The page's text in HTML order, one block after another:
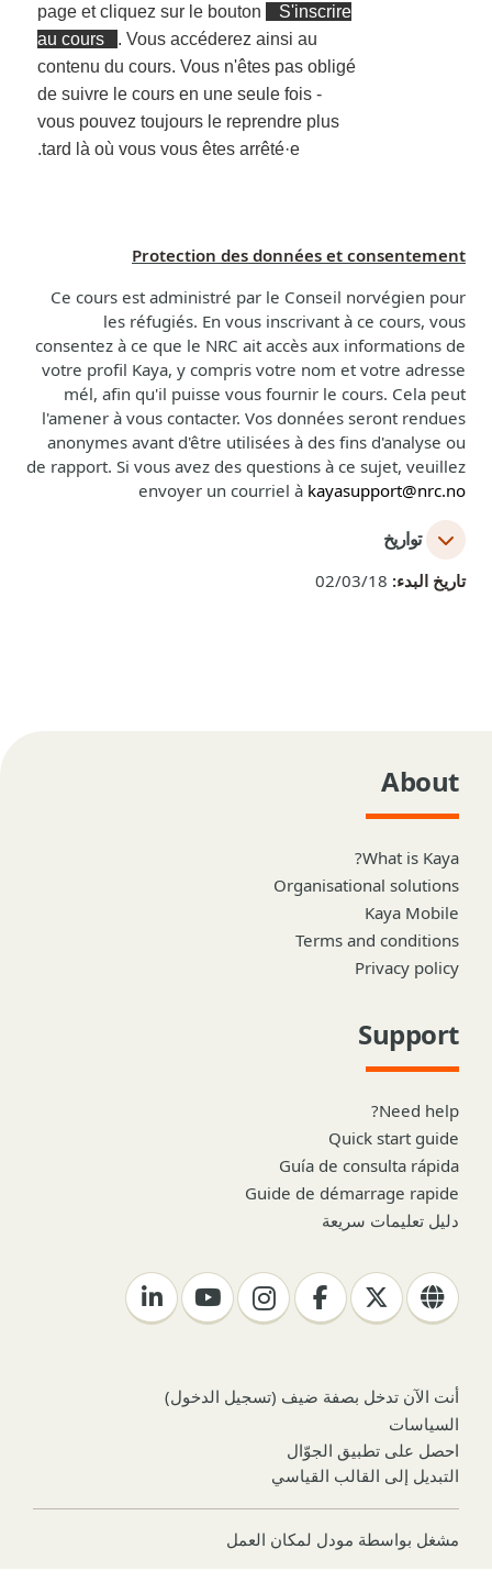
page et cliquez sur le bouton
S'inscrire
au cours
. Vous accéderez ainsi au
contenu du cours. Vous n'êtes pas obligé
de suivre le cours en une seule fois -
vous pouvez toujours le reprendre plus
tard là où vous vous êtes arrêté·e.
Protection des données et consentement
Ce cours est administré par le Conseil norvégien pour
les réfugiés. En vous inscrivant à ce cours, vous
consentez à ce que le NRC ait accès aux informations de
votre profil Kaya, y compris votre nom et votre adresse
mél, afin qu'il puisse vous fournir le cours. Cela peut
l'amener à vous contacter. Vos données seront rendues
anonymes avant d'être utilisées à des fins d'analyse ou
de rapport. Si vous avez des questions à ce sujet, veuillez
envoyer un courriel à kayasupport@nrc.no
تواريخ
تاريخ البدء:
About
What is Kaya?
Organisational solutions
Kaya Mobile
Terms and conditions
Privacy policy
Support
Need help?
Quick start guide
Guía de consulta rápida
Guide de démarrage rapide
دليل تعليمات سريعة
أنت الآن تدخل بصفة ضيف (تسجيل الدخول)
السياسات
احصل على تطبيق الجوّال
التبديل إلى القالب القياسي
مشغل بواسطة مودل لمكان العمل